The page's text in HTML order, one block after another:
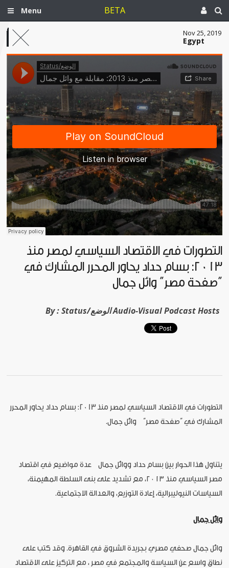
Menu BETA
Nov 25, 2019
Egypt
التطورات في الاقتصاد السياسي لمصر منذ
2013: بسام حداد يحاور المحرر المشارك في
”صفحة مصر“ وائل جمال
By : Status/الوضع Audio-Visual Podcast Hosts
التطورات في الاقتصاد السياسي لمصر منذ 2013: بسام حداد يحاور المحرر
المشارك في ”صفحة مصر“ وائل جمال.
يتناول هذا الحوار بين بسام حداد ووائل جمال عدة مواضيع في اقتصاد
مصر السياسي منذ ٢٠١٣، مع تشديد على بنى السلطة المهيمنة،
السياسات النيوليبرالية، إعادة التوزيع، والعدالة الاجتماعية.
وائل جمال
وائل جمال صحفي مصري بجريدة الشروق في القاهرة. وقد كتب على
نطاق واسع عن السياسة والمجتمع في مصر ، مع التركيز على الاقتصاد